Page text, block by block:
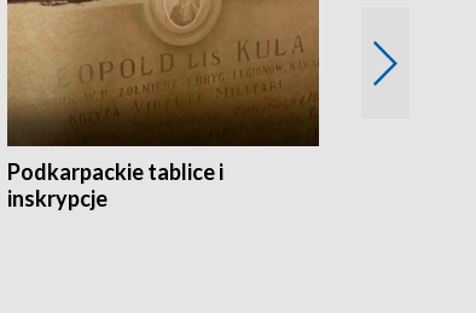
Podkarpackie tablice i
inskrypcje